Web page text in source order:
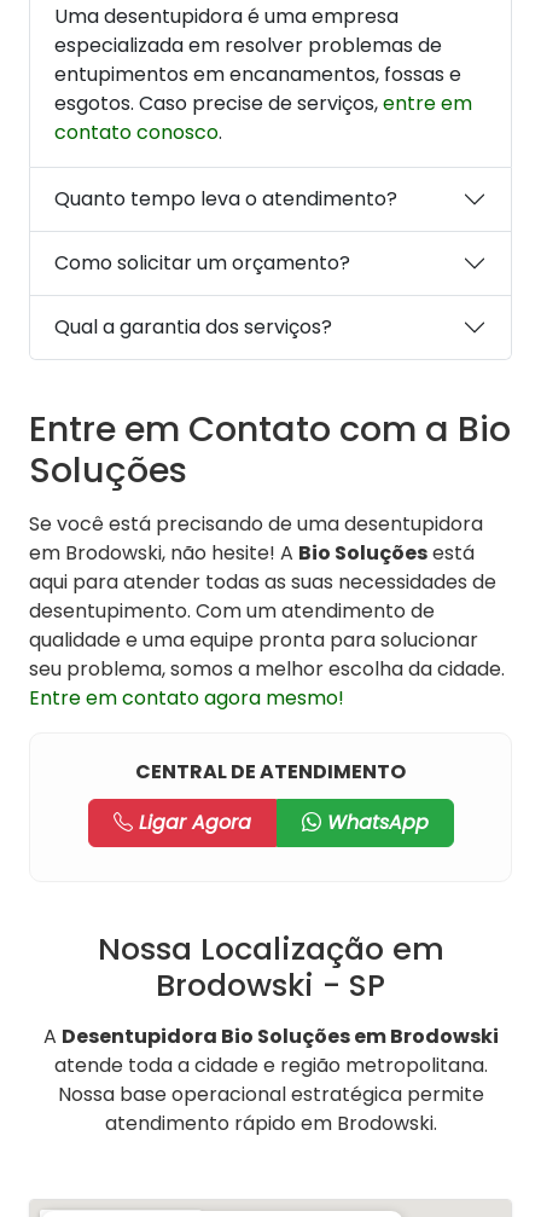
Uma desentupidora é uma empresa
especializada em resolver problemas de
entupimentos em encanamentos, fossas e
esgotos. Caso precise de serviços,entre em
contato conosco.
Quanto tempo leva o atendimento?
Como solicitar um orçamento?
Qual a garantia dos serviços?
Entre em Contato com a Bio
Soluções
Se você está precisando de uma desentupidora
em Brodowski, não hesite! A Bio Soluçõesestá
aqui para atender todas as suas necessidades de
desentupimento. Com um atendimento de
qualidade e uma equipe pronta para solucionar
seu problema, somos a melhor escolha da cidade.
Entre em contato agora mesmo!
CENTRAL DE ATENDIMENTO
Ligar Agora
WhatsApp
Nossa Localização em
Brodowski - SP
A Desentupidora Bio Soluções em Brodowski
atende toda a cidade e região metropolitana.
Nossa base operacional estratégica permite
atendimento rápido em Brodowski.